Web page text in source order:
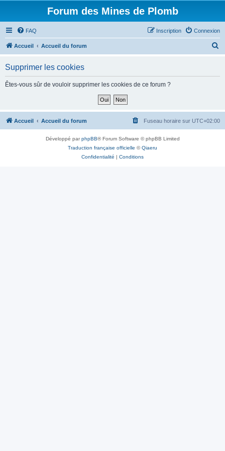
Forum des Mines de Plomb
FAQ Connexion
Inscription
Accueil Accueil du forum
h
Supprimer les cookies
Êtes-vous sûr de vouloir supprimer les cookies de ce forum ?
Accueil Accueil du forum Fuseau horaire sur UTC+02:00
Développé parphpBB® Forum Software © phpBB Limited
Traduction française officielle ©Qiaeru
Confidentialité | Conditions